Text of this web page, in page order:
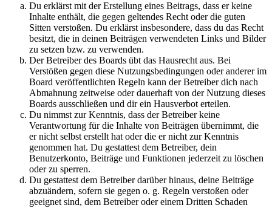
Du erklärst mit der Erstellung eines Beitrags, dass er keine
Inhalte enthält, die gegen geltendes Recht oder die guten
Sitten verstoßen. Du erklärst insbesondere, dass du das Recht
besitzt, die in deinen Beiträgen verwendeten Links und Bilder
zu setzen bzw. zu verwenden.
Der Betreiber des Boards übt das Hausrecht aus. Bei
Verstößen gegen diese Nutzungsbedingungen oder anderer im
Board veröffentlichten Regeln kann der Betreiber dich nach
Abmahnung zeitweise oder dauerhaft von der Nutzung dieses
Boards ausschließen und dir ein Hausverbot erteilen.
Du nimmst zur Kenntnis, dass der Betreiber keine
Verantwortung für die Inhalte von Beiträgen übernimmt, die
er nicht selbst erstellt hat oder die er nicht zur Kenntnis
genommen hat. Du gestattest dem Betreiber, dein
Benutzerkonto, Beiträge und Funktionen jederzeit zu löschen
oder zu sperren.
Du gestattest dem Betreiber darüber hinaus, deine Beiträge
abzuändern, sofern sie gegen o. g. Regeln verstoßen oder
geeignet sind, dem Betreiber oder einem Dritten Schaden